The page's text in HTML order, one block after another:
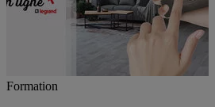
Formation